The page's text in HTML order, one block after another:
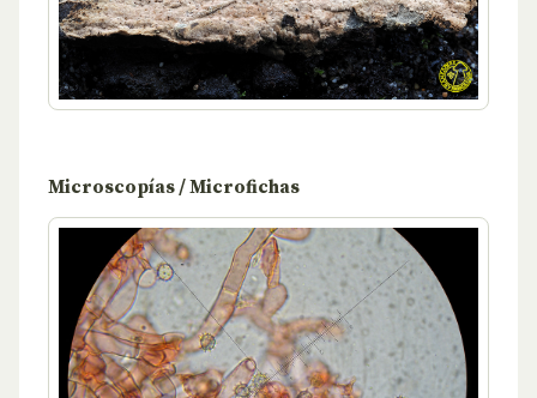
Microscopías / Microfichas